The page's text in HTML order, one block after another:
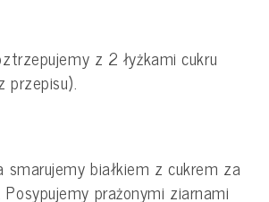
z 2 łyżkami cukru
przepisu).
smarujemy białkiem z cukrem za
prażonymi ziarnami